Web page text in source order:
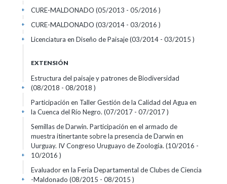
CURE-MALDONADO (05/2013 - 05/2016 )
+
CURE-MALDONADO (03/2014 - 03/2016 )
+
Licenciatura en Diseño de Paisaje (03/2014 - 03/2015 )
+
EXTENSIÓN
Estructura del paisaje y patrones de Biodiversidad
(08/2018 - 08/2018 )
+
Participación en Taller Gestión de la Calidad del Agua en
la Cuenca del Río Negro. (07/2017 - 07/2017 )
+
Semillas de Darwin. Participación en el armado de
muestra itinertante sobre la presencia de Darwin en
Uurguay. IV Congreso Uruguayo de Zoología. (10/2016 -
10/2016 )
+
Evaluador en la Feria Departamental de Clubes de Ciencia
-Maldonado (08/2015 - 08/2015 )
+